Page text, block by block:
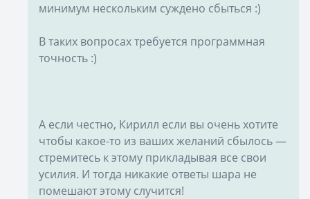
минимум нескольким суждено сбыться :)
В таких вопросах требуется программная
точность :)
А если честно, Кирилл если вы очень хотите
чтобы какое-то из ваших желаний сбылось —
стремитесь к этому прикладывая все свои
усилия. И тогда никакие ответы шара не
помешают этому случится!